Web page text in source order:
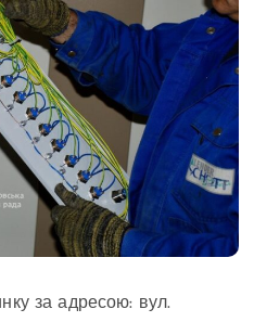
за адресою: вул.